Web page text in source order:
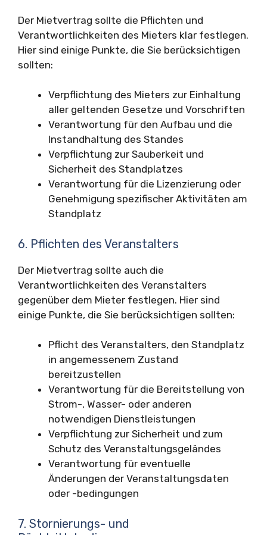
Der Mietvertrag sollte die Pflichten und
Verantwortlichkeiten des Mieters klar festlegen.
Hier sind einige Punkte, die Sie berücksichtigen
sollten:
Verpflichtung des Mieters zur Einhaltung
aller geltenden Gesetze und Vorschriften
Verantwortung für den Aufbau und die
Instandhaltung des Standes
Verpflichtung zur Sauberkeit und
Sicherheit des Standplatzes
Verantwortung für die Lizenzierung oder
Genehmigung spezifischer Aktivitäten am
Standplatz
6. Pflichten des Veranstalters
Der Mietvertrag sollte auch die
Verantwortlichkeiten des Veranstalters
gegenüber dem Mieter festlegen. Hier sind
einige Punkte, die Sie berücksichtigen sollten:
Pflicht des Veranstalters, den Standplatz
in angemessenem Zustand
bereitzustellen
Verantwortung für die Bereitstellung von
Strom-, Wasser- oder anderen
notwendigen Dienstleistungen
Verpflichtung zur Sicherheit und zum
Schutz des Veranstaltungsgeländes
Verantwortung für eventuelle
Änderungen der Veranstaltungsdaten
oder -bedingungen
7. Stornierungs- und